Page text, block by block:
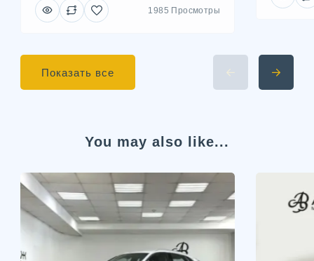
1985 Просмотры
Показать все
You may also like...